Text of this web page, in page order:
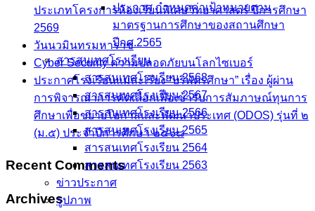
ประกาศ กำหนดค่าเป้าหมายตาม
มาตรฐานการศึกษาของสถานศึกษา
ปีกศ.2565
สารสนเทศโรงเรียน
สารสนเทศโรงเรียน 2568
สารสนเทศโรงเรียน 2567
สารสนเทศโรงเรียน 2566
สารสนเทศโรงเรียน 2565
สารสนเทศโรงเรียน 2564
สารสนเทศโรงเรียน 2563
ข่าวประกาศ
รูปภาพ
ประเภทโครงการห้องเรียนพิเศษวิทยาศาสตร์ ปีการศึกษา
2569
วันนวมินทรมหาราช
Cyber Security ความปลอดภัยบนโลกไซเบอร์
ประกาศโรงเรียนแม่สะเรียง “บริพัตรศึกษา” เรื่อง ผู้ผ่าน
การพิจารณาการคัดเลือกเพื่อเข้ารับการสัมภาษณ์ทุนการ
ศึกษาเพื่อขยายโอกาสและพัฒนาประเทศ (ODOS) รุ่นที่ ๒
(ม.๕) ประจำปีการศึกษา ๒๕๖๘
Recent Comments
Archives